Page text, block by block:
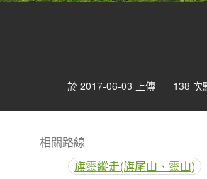
於 2017-06-03 上傳 138 次
相關路線
旗靈縱走(旗尾山、靈山)